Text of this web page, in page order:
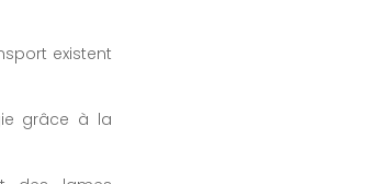
existent
grâce à la